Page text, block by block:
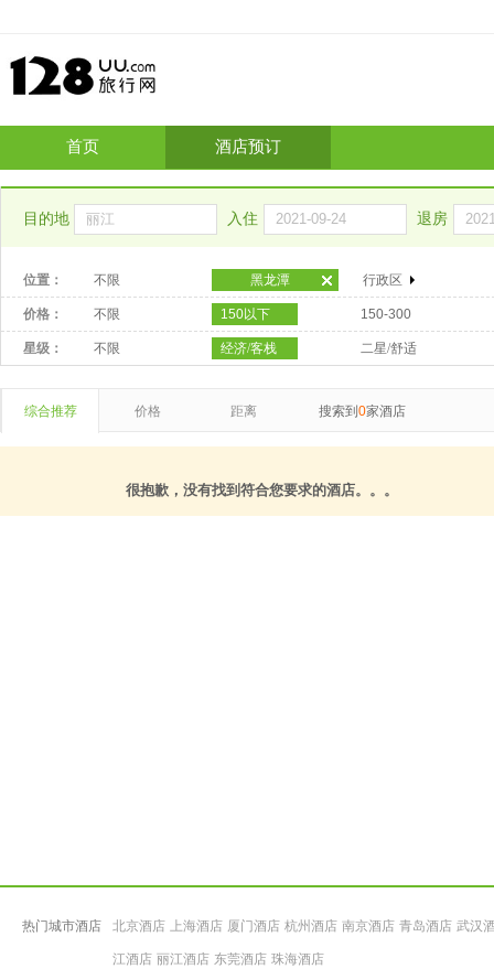
首页 酒店预订
目的地 入住 退房
位置： 不限 黑龙潭 行政区
价格： 不限 150以下 150-300
星级： 不限 经济/客栈 二星/舒适
综合推荐 价格 距离 搜索到 0家酒店
很抱歉，没有找到符合您要求的酒店。。。
热门城市酒店 北京酒店 上海酒店 厦门酒店 杭州酒店 南京酒店 青岛酒店 武汉
江酒店 丽江酒店 东莞酒店 珠海酒店